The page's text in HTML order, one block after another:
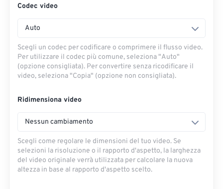
Codec video
Auto
Scegli un codec per codificare o comprimere il flusso video.
Per utilizzare il codec più comune, seleziona "Auto"
(opzione consigliata). Per convertire senza ricodificare il
video, seleziona "Copia" (opzione non consigliata).
Ridimensiona video
Nessun cambiamento
Scegli come regolare le dimensioni del tuo video. Se
selezioni la risoluzione o il rapporto d'aspetto, la larghezza
del video originale verrà utilizzata per calcolare la nuova
altezza in base al rapporto d'aspetto scelto.